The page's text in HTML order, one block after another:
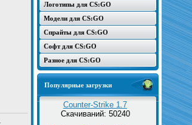
Логотипы для CS:GO
Модели для CS:GO
Спрайты для CS:GO
Софт для CS:GO
Разное для CS:GO
Популярные загрузки
Counter-Strike 1.7
Скачиваний: 50240